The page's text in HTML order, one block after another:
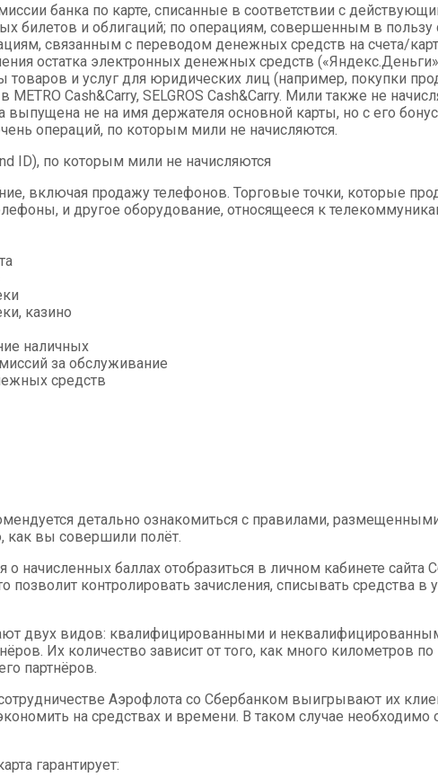
банка по карте, списанные в соответствии с
билетов и облигаций; по операциям, совершенным в
связанным с переводом денежных средств на счета/
остатка электронных денежных средств
и услуг для юридических лиц (например, покупки
Cash&Carry, SELGROS Cash&Carry. Мили также не
выпущена не на имя держателя основной карты, но с его
операций, по которым мили не начисляются.
ID), по которым мили не начисляются
включая продажу телефонов. Торговые точки, которые
и другое оборудование, относящееся к
казино
наличных
за обслуживание
средств
детально ознакомиться с правилами,
как вы совершили полёт.
начисленных баллах отобразиться в личном кабинете
контролировать зачисления, списывать средства
двух видов: квалифицированными и
Их количество зависит от того, как много километров
партнёров.
Аэрофлота со Сбербанком выигрывают их
на средствах и времени. В таком случае
гарантирует: